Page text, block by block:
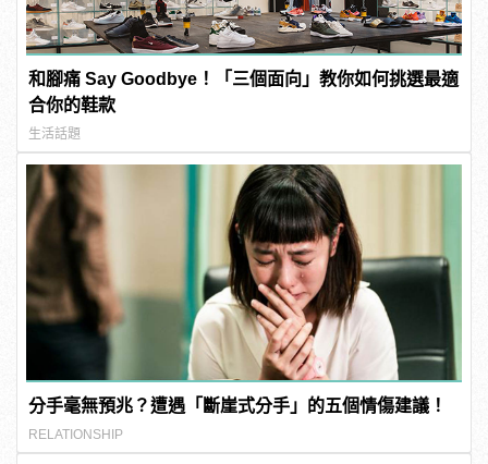
和腳痛 Say Goodbye！「三個面向」教你如何挑選最適
合你的鞋款
生活話題
分手毫無預兆？遭遇「斷崖式分手」的五個情傷建議！
RELATIONSHIP